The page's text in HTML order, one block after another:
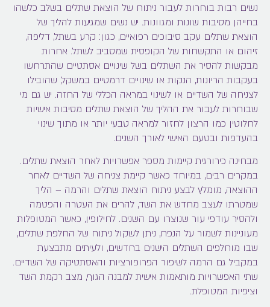
נשים רבות בוחרות לעבור ניתוח של הוצאת שתלים בשלב כלשהו
בחייהן מסיבות שונות ומגוונות. יש נשים שמגיעות להליך של
הוצאת שתלים עקב סיבוכים רפואיים, כגון: קרע בשתל, דליפה,
זיהום או התקשחות של הקופסית שמסביב לשתל. אחרות
מבקשות להסיר את השתלים בשל שינויים אסתטיים שהתרחשו
בעקבות הריונות, הנקות או שינויים דרמטיים במשקל, שהובילו
לצניחה של השדיים או לשינוי במראה הכללי של החזה. יש גם מי
שבוחרות לעבור את ההליך של הוצאת שתלים מסיבות אישיות
לחלוטין כמו הרצון לחזור למראה טבעי יותר או מתוך שינוי
בהעדפות ובטעם האישי לאורך השנים.
מבחינה כירורגית קיימות מספר אפשרויות לאחר הוצאת שתלים.
במקרים רבים, במיוחד כאשר קיימת צניחה של השדיים לאחר
ההוצאה, מומלץ לבצע ניתוח הוצאת שתלים והרמה – הליך
שמטרתו לעצב מחדש את השד, להרים את העטרה והפטמה
ולהסיר עודפי עור שנוצרו עם השנים. לחילופין, כאשר המטופלות
מעוניינות לשמור על הנפח, ניתן לשקול ניתוח של החלפת שתלים,
שבו מוחלפים השתלים הישנים בחדשים, ולעיתים מתבצעת
במקביל גם הרמה לשיפור הפרופורציות והאסתטיקה של השדיים.
שתי האפשרויות מותאמות אישית למבנה הגוף, מצב רקמת השד
וציפיות המטופלת.